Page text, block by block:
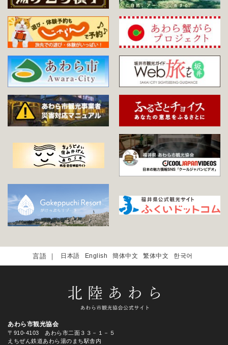
日本語 English 簡体中文 繁体中文 한국어
あわら市観光協会
〒910-4103 あわら市二面３３－１－５
えちぜん鉄道あわら湯のまち駅舎内